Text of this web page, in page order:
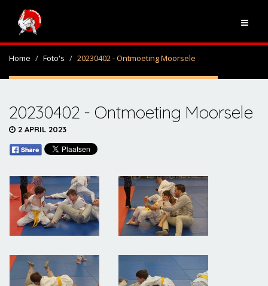
Home Foto's 20230402 - Ontmoeting Moorsele
20230402 - Ontmoeting Moorsele
2 APRIL 2023